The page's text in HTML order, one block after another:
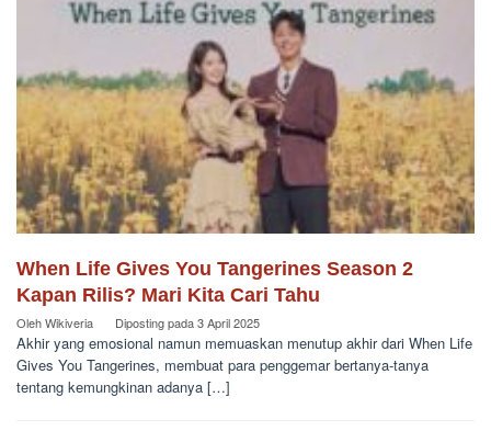
When Life Gives You Tangerines Season 2
Kapan Rilis? Mari Kita Cari Tahu
OlehWikiveria Diposting pada3 April 2025
Akhir yang emosional namun memuaskan menutup akhir dari When Life
Gives You Tangerines, membuat para penggemar bertanya-tanya
tentang kemungkinan adanya […]